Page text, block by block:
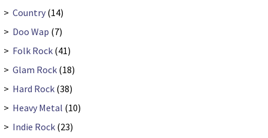
> Country (14)
> Doo Wap (7)
> Folk Rock (41)
> Glam Rock (18)
> Hard Rock (38)
> Heavy Metal (10)
> Indie Rock (23)